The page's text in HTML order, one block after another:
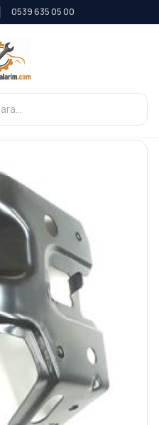
0539 635 05 00